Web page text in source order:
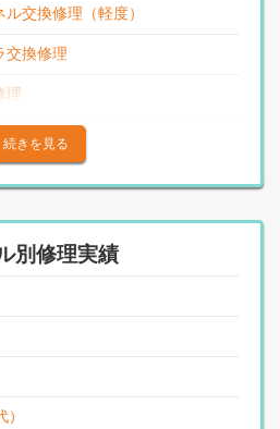
交換修理（軽度）
交換修理
理
ンズ交換修理
連修理
ガラス交換修理
修理
システム復旧
軽度）
換修理
続きを見る
別修理実績